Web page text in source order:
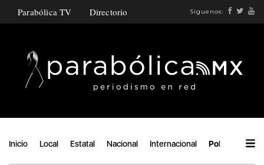
Parabólica TV Directorio Síguenos:
Inicio Local Estatal Nacional Internacional Política